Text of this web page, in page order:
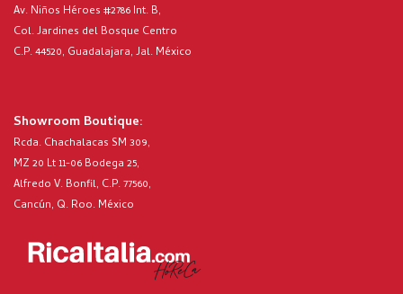
Av. Niños Héroes #2786 Int. B,
Col. Jardines del Bosque Centro
C.P. 44520, Guadalajara, Jal. México
Showroom Boutique:
Rcda. Chachalacas SM 309,
MZ 20 Lt 11-06 Bodega 25,
Alfredo V. Bonfil, C.P. 77560,
Cancún, Q. Roo. México